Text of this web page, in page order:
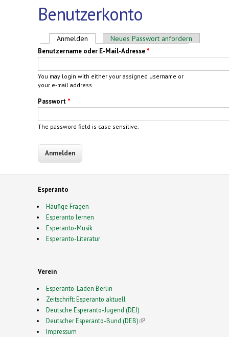
Benutzerkonto
Haupt-Reiter
Anmelden (aktiver Reiter)
Neues Passwort anfordern
Benutzername oder E-Mail-Adresse *
You may login with either your assigned username or
your e-mail address.
Passwort *
The password field is case sensitive.
Esperanto
Häufige Fragen
Esperanto lernen
Esperanto-Musik
Esperanto-Literatur
Verein
Esperanto-Laden Berlin
Zeitschrift: Esperanto aktuell
Deutsche Esperanto-Jugend (DEJ)
Deutscher Esperanto-Bund (DEB)(link is external)
Impressum